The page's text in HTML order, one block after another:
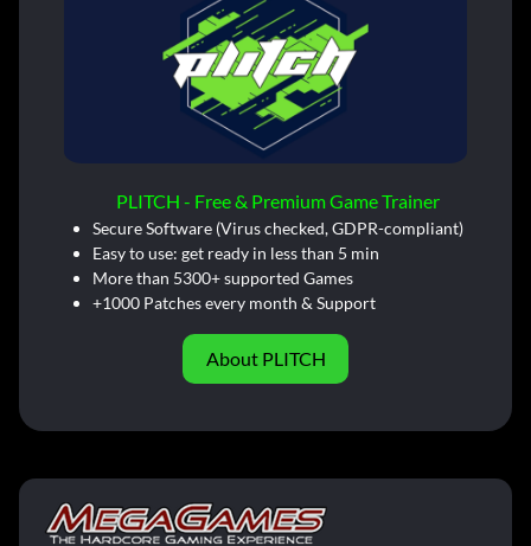
PLITCH - Free & Premium Game Trainer
Secure Software (Virus checked, GDPR-compliant)
Easy to use: get ready in less than 5 min
More than 5300+ supported Games
+1000 Patches every month & Support
About PLITCH